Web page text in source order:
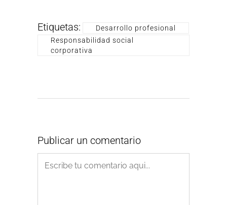
Etiquetas:
Desarrollo profesional
Responsabilidad social
corporativa
Publicar un comentario